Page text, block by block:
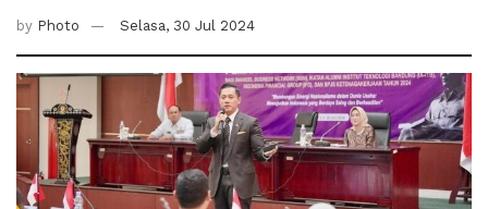
by Photo Selasa, 30 Jul 2024